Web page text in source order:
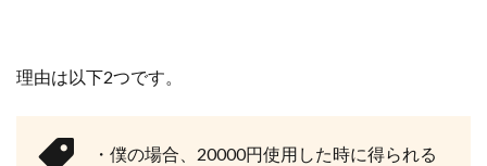
理由は以下2つです。
・僕の場合、20000円使用した時に得られる